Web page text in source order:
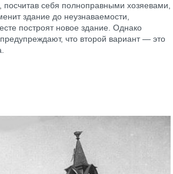
себя полноправными хозяевами,
здание до неузнаваемости,
построят новое здание. Однако
что второй вариант — это